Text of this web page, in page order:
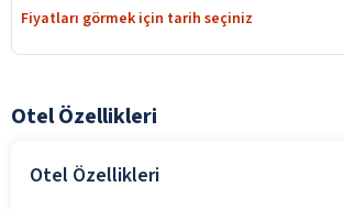
Fiyatları görmek için tarih seçiniz
Otel Özellikleri
Otel Özellikleri